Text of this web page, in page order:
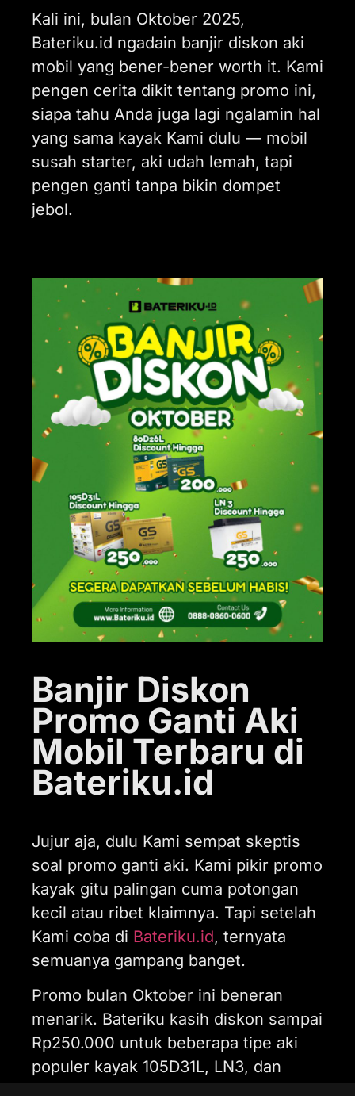
Kali ini, bulan Oktober 2025,
Bateriku.id ngadain banjir diskon aki
mobil yang bener-bener worth it. Kami
pengen cerita dikit tentang promo ini,
siapa tahu Anda juga lagi ngalamin hal
yang sama kayak Kami dulu — mobil
susah starter, aki udah lemah, tapi
pengen ganti tanpa bikin dompet
jebol.
Banjir Diskon
Promo Ganti Aki
Mobil Terbaru di
Bateriku.id
Jujur aja, dulu Kami sempat skeptis
soal promo ganti aki. Kami pikir promo
kayak gitu palingan cuma potongan
kecil atau ribet klaimnya. Tapi setelah
Kami coba di Bateriku.id, ternyata
semuanya gampang banget.
Promo bulan Oktober ini beneran
menarik. Bateriku kasih diskon sampai
Rp250.000 untuk beberapa tipe aki
populer kayak 105D31L, LN3, dan